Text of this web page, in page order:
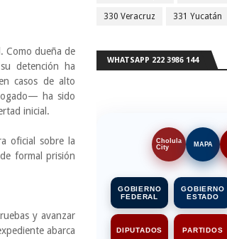
Como dueña de
detención ha
casos de alto
ha sido
inicial.
oficial sobre la
formal prisión
y avanzar
abarca
330 Veracruz 331 Yucatán
WHATSAPP 222 3986 144
Cholula
City
MAPA
GOBIERNO
FEDERAL
GOBIERNO
ESTADO
DIPUTADOS PARTIDOS